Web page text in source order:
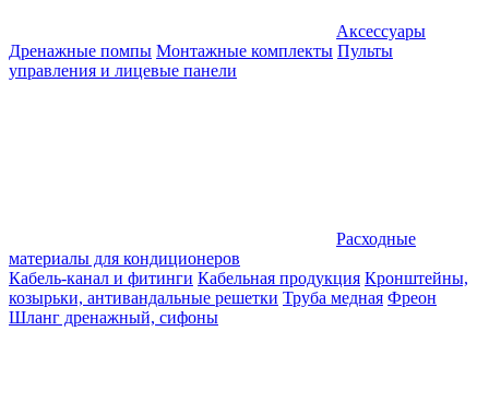
Аксессуары
Дренажные помпы Монтажные комплекты Пульты
управления и лицевые панели
Расходные
материалы для кондиционеров
Кабель-канал и фитинги Кабельная продукция Кронштейны,
козырьки, антивандальные решетки Труба медная Фреон
Шланг дренажный, сифоны